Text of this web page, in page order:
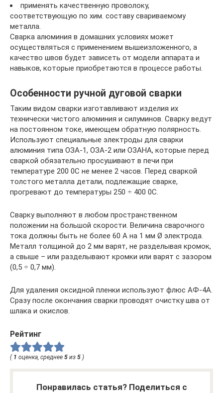
применять качественную проволоку,
соответствующую по хим. составу свариваемому
металла.
Сварка алюминия в домашних условиях может
осуществляться с применением вышеизложенного, а
качество швов будет зависеть от модели аппарата и
навыков, которые приобретаются в процессе работы.
Особенности ручной дуговой сварки
Таким видом сварки изготавливают изделия их
технически чистого алюминия и силуминов. Сварку ведут
на постоянном токе, имеющем обратную полярность.
Используют специальные электроды для сварки
алюминия типа ОЗА-1, ОЗА-2 или ОЗАНА, которые перед
сваркой обязательно просушивают в печи при
температуре 200 0С не менее 2 часов. Перед сваркой
толстого металла детали, подлежащие сварке,
прогревают до температуры 250 ÷ 400 0С.
Сварку выполняют в любом пространственном
положении на большой скорости. Величина сварочного
тока должны быть не более 60 А на 1 мм Ø электрода.
Металл толщиной до 2 мм варят, не разделывая кромок,
а свыше – или разделывают кромки или варят с зазором
(0,5 ÷ 0,7 мм).
Для удаления оксидной пленки используют флюс АФ-4А.
Сразу после окончания сварки проводят очистку шва от
шлака и окислов.
Рейтинг
( 1 оценка, среднее 5 из 5 )
Понравилась статья? Поделиться с